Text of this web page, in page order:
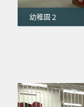
幼稚園２